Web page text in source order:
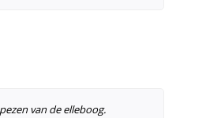
van de elleboog.